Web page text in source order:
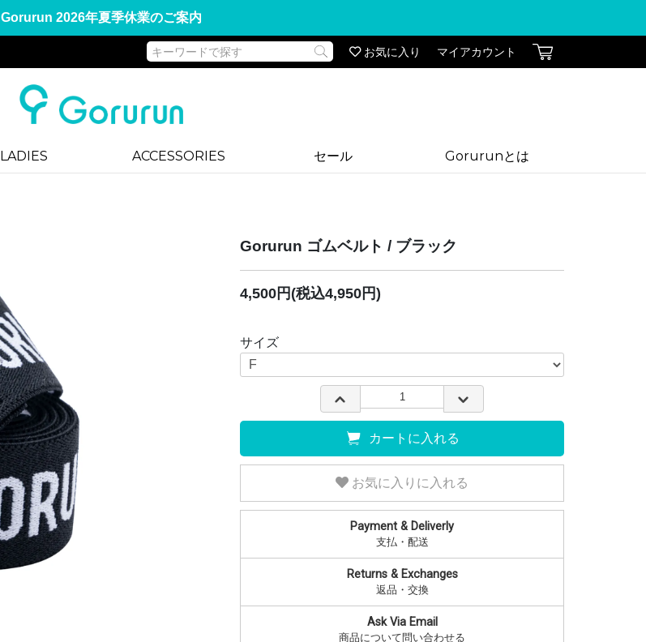
Gorurun 2026年夏季休業のご案内
お気に入り マイアカウント
LADIES ACCESSORIES セール Gorurunとは
Gorurun ゴムベルト / ブラック
4,500円(税込4,950円)
サイズ
カートに入れる
お気に入りに入れる
Payment & Deliverly
支払・配送
Returns & Exchanges
返品・交換
Ask Via Email
商品について問い合わせる